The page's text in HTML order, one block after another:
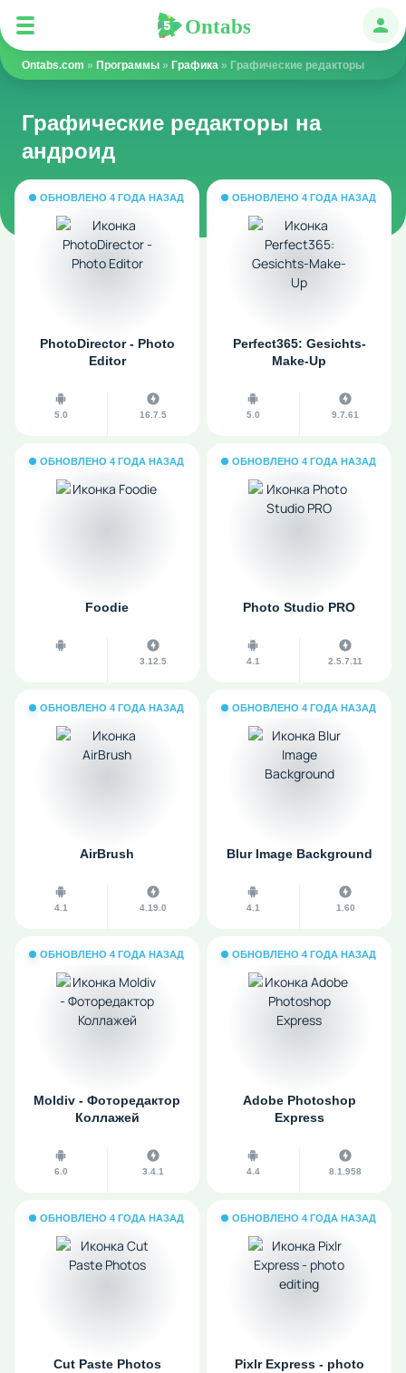
Ontabs
Ontabs.com » Программы » Графика » Графические редакторы
Графические редакторы на
андроид
ОБНОВЛЕНО 4 ГОДА НАЗАД
PhotoDirector - Photo
Editor
5.0 16.7.5
ОБНОВЛЕНО 4 ГОДА НАЗАД
Perfect365: Gesichts-
Make-Up
5.0 9.7.61
ОБНОВЛЕНО 4 ГОДА НАЗАД
Foodie
3.12.5
ОБНОВЛЕНО 4 ГОДА НАЗАД
Photo Studio PRO
4.1 2.5.7.11
ОБНОВЛЕНО 4 ГОДА НАЗАД
AirBrush
4.1 4.19.0
ОБНОВЛЕНО 4 ГОДА НАЗАД
Blur Image Background
4.1 1.60
ОБНОВЛЕНО 4 ГОДА НАЗАД
Moldiv - Фоторедактор
Коллажей
6.0 3.4.1
ОБНОВЛЕНО 4 ГОДА НАЗАД
Adobe Photoshop
Express
4.4 8.1.958
ОБНОВЛЕНО 4 ГОДА НАЗАД
Cut Paste Photos
ОБНОВЛЕНО 4 ГОДА НАЗАД
Pixlr Express - photo